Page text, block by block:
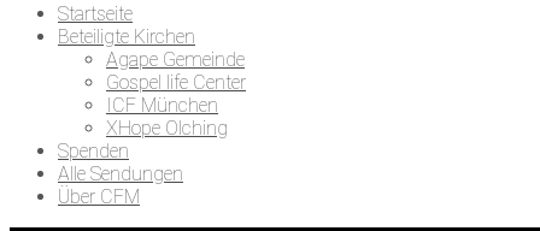
Startseite
Beteiligte Kirchen
Agape Gemeinde
Gospel life Center
ICF München
XHope Olching
Spenden
Alle Sendungen
Über CFM